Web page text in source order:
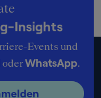
Insights
Events und
oderWhatsApp.